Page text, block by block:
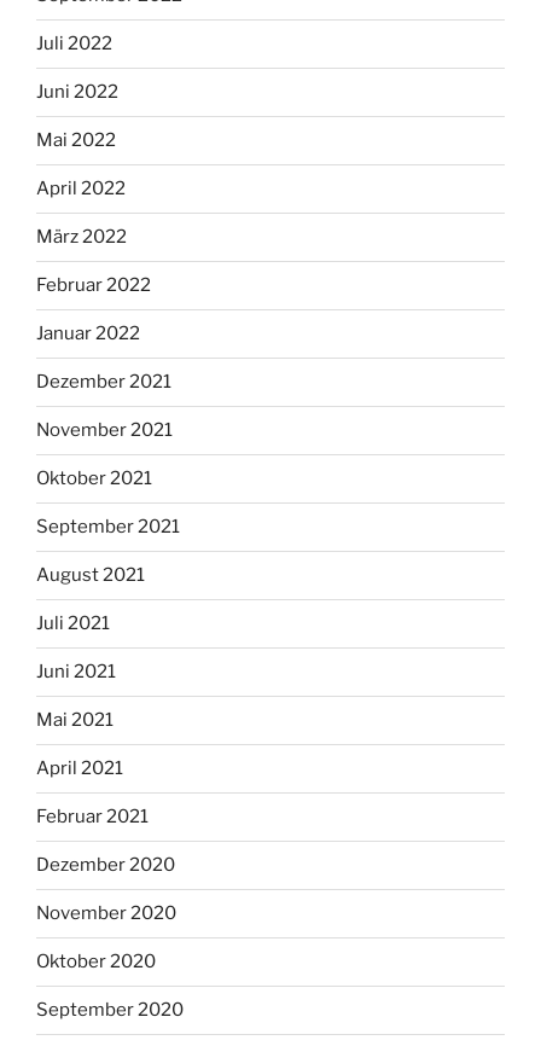
Juli 2022
Juni 2022
Mai 2022
April 2022
März 2022
Februar 2022
Januar 2022
Dezember 2021
November 2021
Oktober 2021
September 2021
August 2021
Juli 2021
Juni 2021
Mai 2021
April 2021
Februar 2021
Dezember 2020
November 2020
Oktober 2020
September 2020